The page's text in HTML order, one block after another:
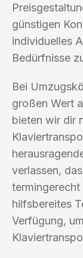
günstigen
individuelles
Bedürfnisse
Bei
großen Wert
bieten wir dir
verlassen,
hilfsbereites
Verfügung,